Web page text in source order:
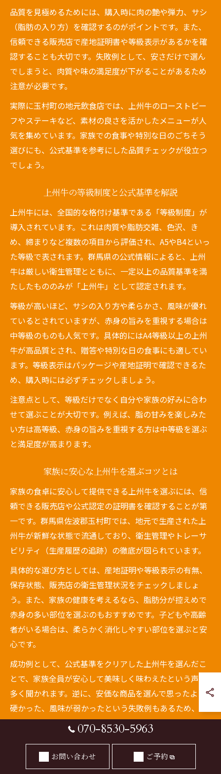
品質を見極めるためには、購入時に肉の艶や弾力、サシ
（脂肪の入り方）を確認するのがポイントです。また、
信頼できる販売店で産地証明書や等級表示があるかを確
認することも大切です。失敗例として、安さだけで選ん
でしまうと、肉質や味の満足度が下がることがあるため
注意が必要です。
実際に玉村町の地元飲食店では、上州牛のローストビー
フやステーキなど、素材の良さを活かしたメニューが人
気を集めています。家族での食事や特別な日のごちそう
選びにも、公式基準を参考にした品質チェックが役立つ
でしょう。
上州牛の等級制度と公式基準を解説
上州牛には、全国的な格付け基準である「等級制度」が
導入されています。これは肉質や脂肪交雑、色沢、き
め、締まりなど複数の項目から評価され、A5やB4といっ
た等級で表されます。群馬県の公式情報によると、上州
牛は厳しい衛生管理とともに、一定以上の品質基準を満
たしたもののみが「上州牛」として認定されます。
等級が高いほど、サシの入り方や柔らかさ、風味が優れ
ているとされていますが、赤身の旨みを重視する場合は
中等級のものも人気です。具体的にはA4等級以上の上州
牛が高品質とされ、贈答や特別な日の食事にも適してい
ます。等級表示はパッケージや産地証明で確認できるた
め、購入時には必ずチェックしましょう。
注意点として、等級だけでなく自分や家族の好みに合わ
せて選ぶことが大切です。例えば、脂の甘みを楽しみた
い方は高等級、赤身の旨みを重視する方は中等級を選ぶ
と満足度が高まります。
家族に安心な上州牛を選ぶコツとは
家族の食卓に安心して提供できる上州牛を選ぶには、信
頼できる販売店や公式認定の証明書を確認することが第
一です。群馬県佐波郡玉村町では、地元で生産された上
州牛が新鮮な状態で流通しており、衛生管理やトレーサ
ビリティ（生産履歴の追跡）の徹底が図られています。
具体的な選び方としては、産地証明や等級表示の有無、
保存状態、販売店の衛生管理状況をチェックしましょ
う。また、家族の健康を考えるなら、脂肪分が控えめで
赤身の多い部位を選ぶのもおすすめです。子どもや高齢
者がいる場合は、柔らかく消化しやすい部位を選ぶと安
心です。
成功例として、公式基準をクリアした上州牛を選んだこ
とで、家族全員が安心して美味しく味わえたという声も
多く聞かれます。逆に、安価な商品を選んで思ったより
硬かった、風味が弱かったという失敗例もあるため、事
前の品質確認が重要です。
上州牛の購入時に確認すべきポイント
上州牛を購入する際に確認しておきたいポイントはいく
070-8530-5963
お問い合わせ ご予約